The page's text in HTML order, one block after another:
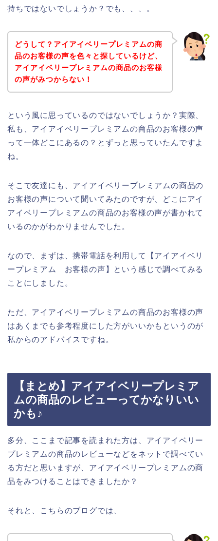
持ちではないでしょうか？でも、、、。
どうして？アイアイベリープレミアムの商
品のお客様の声を色々と探しているけど、
アイアイベリープレミアムの商品のお客様
の声がみつからない！
という風に思っているのではないでしょうか？実際、
私も、アイアイベリープレミアムの商品のお客様の声
って一体どこにあるの？とずっと思っていたんですよ
ね。
そこで友達にも、アイアイベリープレミアムの商品の
お客様の声について聞いてみたのですが、どこにアイ
アイベリープレミアムの商品のお客様の声が書かれて
いるのかがわかりませんでした。
なので、まずは、携帯電話を利用して【アイアイベリ
ープレミアム お客様の声】という感じで調べてみる
ことにしました。
ただ、アイアイベリープレミアムの商品のお客様の声
はあくまでも参考程度にした方がいいかもというのが
私からのアドバイスですね。
【まとめ】アイアイベリープレミア
ムの商品のレビューってかなりいい
かも♪
多分、ここまで記事を読まれた方は、アイアイベリー
プレミアムの商品のレビューなどをネットで調べてい
る方だと思いますが、アイアイベリープレミアムの商
品をみつけることはできましたか？
それと、こちらのブログでは、